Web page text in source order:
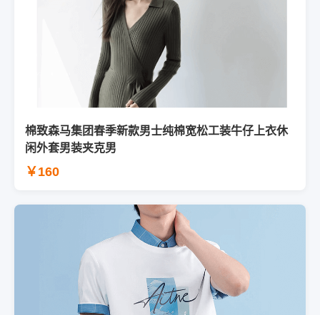
棉致森马集团春季新款男士纯棉宽松工装牛仔上衣休
闲外套男装夹克男
￥160